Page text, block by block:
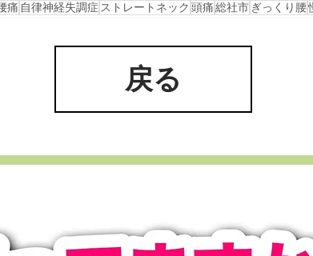
痛 自律神経失調症 ストレートネック 頭痛総社市 ぎっくり腰
戻る